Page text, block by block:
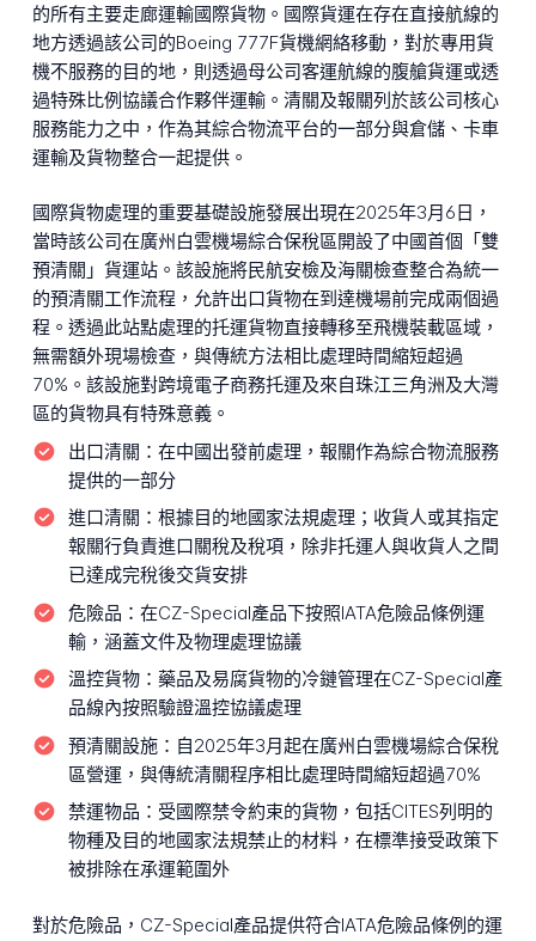
的所有主要走廊運輸國際貨物。國際貨運在存在直接航線的
地方透過該公司的Boeing 777F貨機網絡移動，對於專用貨
機不服務的目的地，則透過母公司客運航線的腹艙貨運或透
過特殊比例協議合作夥伴運輸。清關及報關列於該公司核心
服務能力之中，作為其綜合物流平台的一部分與倉儲、卡車
運輸及貨物整合一起提供。
國際貨物處理的重要基礎設施發展出現在2025年3月6日，
當時該公司在廣州白雲機場綜合保稅區開設了中國首個「雙
預清關」貨運站。該設施將民航安檢及海關檢查整合為統一
的預清關工作流程，允許出口貨物在到達機場前完成兩個過
程。透過此站點處理的托運貨物直接轉移至飛機裝載區域，
無需額外現場檢查，與傳統方法相比處理時間縮短超過
70%。該設施對跨境電子商務托運及來自珠江三角洲及大灣
區的貨物具有特殊意義。
出口清關： 在中國出發前處理，報關作為綜合物流服務
提供的一部分
進口清關： 根據目的地國家法規處理；收貨人或其指定
報關行負責進口關稅及稅項，除非托運人與收貨人之間
已達成完稅後交貨安排
危險品： 在CZ-Special產品下按照IATA危險品條例運
輸，涵蓋文件及物理處理協議
溫控貨物： 藥品及易腐貨物的冷鏈管理在CZ-Special產
品線內按照驗證溫控協議處理
預清關設施： 自2025年3月起在廣州白雲機場綜合保稅
區營運，與傳統清關程序相比處理時間縮短超過70%
禁運物品： 受國際禁令約束的貨物，包括CITES列明的
物種及目的地國家法規禁止的材料，在標準接受政策下
被排除在承運範圍外
對於危險品，CZ-Special產品提供符合IATA危險品條例的運